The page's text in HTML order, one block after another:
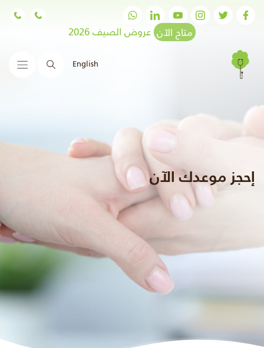
متاح الآن عروض الصيف 2026
English البحث
إحجز موعدك الآن